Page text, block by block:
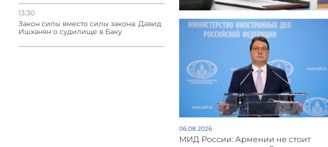
13:30
Закон силы вместо силы закона: Давид
Ишханян о судилище в Баку
06.08.2026
МИД России: Армении не стоит